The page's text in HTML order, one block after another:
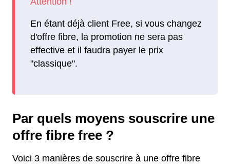
En étant déjà client Free, si vous changez
d'offre fibre, la promotion ne sera pas
effective et il faudra payer le prix
"classique".
Par quels moyens souscrire une
offre fibre free ?
Voici 3 manières de souscrire à une offre fibre